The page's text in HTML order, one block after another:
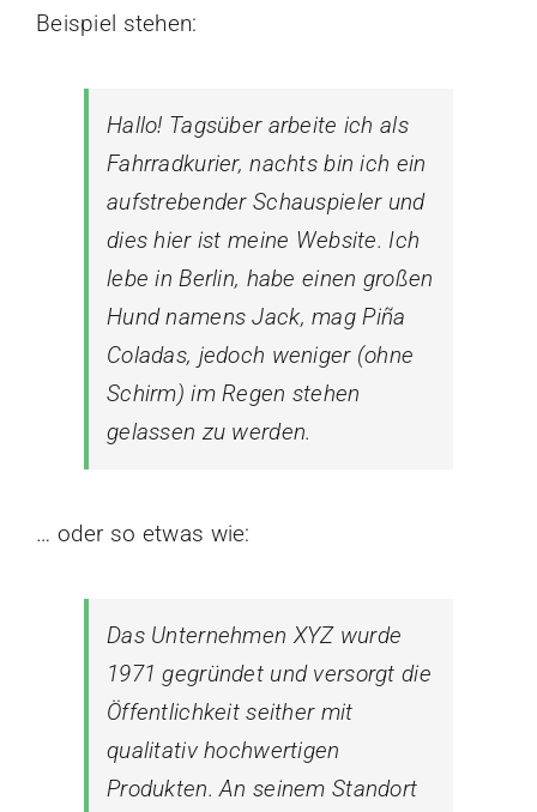
Beispiel stehen:
Hallo! Tagsüber arbeite ich als
Fahrradkurier, nachts bin ich ein
aufstrebender Schauspieler und
dies hier ist meine Website. Ich
lebe in Berlin, habe einen großen
Hund namens Jack, mag Piña
Coladas, jedoch weniger (ohne
Schirm) im Regen stehen
gelassen zu werden.
… oder so etwas wie:
Das Unternehmen XYZ wurde
1971 gegründet und versorgt die
Öffentlichkeit seither mit
qualitativ hochwertigen
Produkten. An seinem Standort